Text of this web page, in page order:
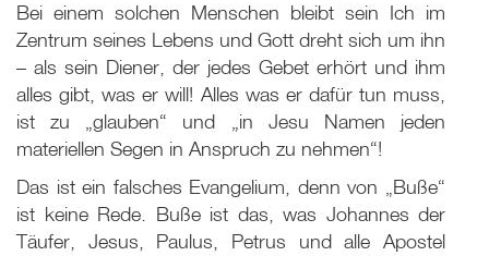
Bei einem solchen Menschen bleibt sein Ich im
Zentrum seines Lebens und Gott dreht sich um ihn
– als sein Diener, der jedes Gebet erhört und ihm
alles gibt, was er will! Alles was er dafür tun muss,
ist zu „glauben“ und „in Jesu Namen jeden
materiellen Segen in Anspruch zu nehmen“!
Das ist ein falsches Evangelium, denn von „Buße“
ist keine Rede. Buße ist das, was Johannes der
Täufer, Jesus, Paulus, Petrus und alle Apostel